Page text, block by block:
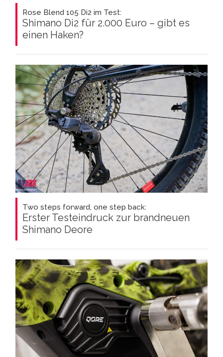
Rose Blend 105 Di2 im Test:
Shimano Di2 für 2.000 Euro – gibt es
einen Haken?
Two steps forward, one step back:
Erster Testeindruck zur brandneuen
Shimano Deore